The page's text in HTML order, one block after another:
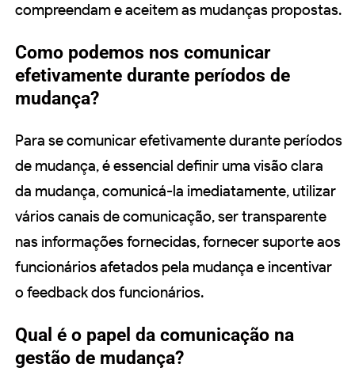
compreendam e aceitem as mudanças propostas.
Como podemos nos comunicar
efetivamente durante períodos de
mudança?
Para se comunicar efetivamente durante períodos
de mudança, é essencial definir uma visão clara
da mudança, comunicá-la imediatamente, utilizar
vários canais de comunicação, ser transparente
nas informações fornecidas, fornecer suporte aos
funcionários afetados pela mudança e incentivar
o feedback dos funcionários.
Qual é o papel da comunicação na
gestão de mudança?